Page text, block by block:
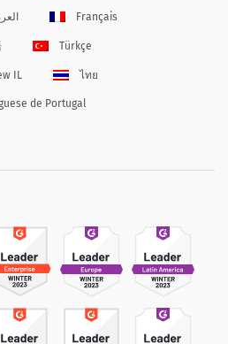
Français
Türkçe
IL ไทย
de Portugal